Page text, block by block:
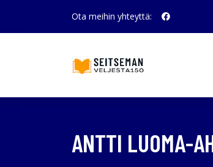
Ota meihin yhteyttä:
ANTTI LUOMA-